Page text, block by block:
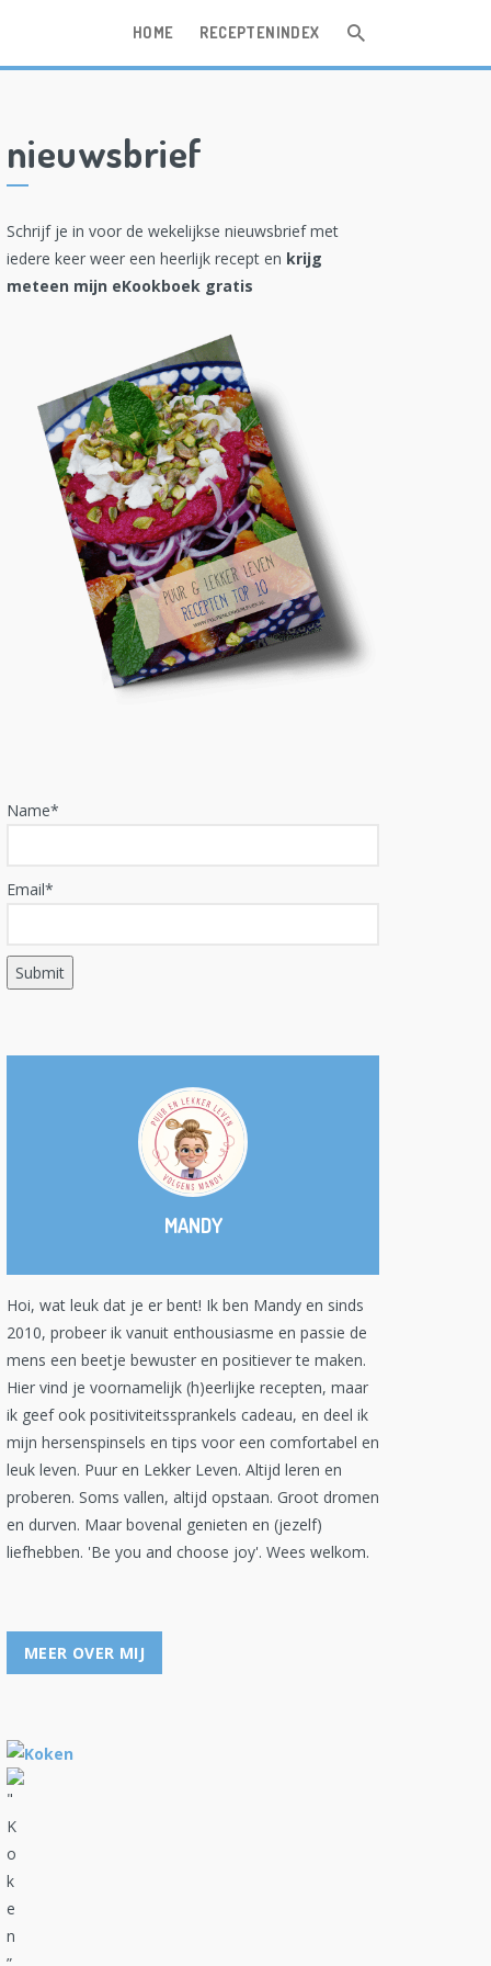
HOME RECEPTENINDEX
nieuwsbrief
Schrijf je in voor de wekelijkse nieuwsbrief met
iedere keer weer een heerlijk recept en krijg
meteen mijn eKookboek gratis
Name*
Email*
MANDY
Hoi, wat leuk dat je er bent! Ik ben Mandy en sinds
2010, probeer ik vanuit enthousiasme en passie de
mens een beetje bewuster en positiever te maken.
Hier vind je voornamelijk (h)eerlijke recepten, maar
ik geef ook positiviteitssprankels cadeau, en deel ik
mijn hersenspinsels en tips voor een comfortabel en
leuk leven. Puur en Lekker Leven. Altijd leren en
proberen. Soms vallen, altijd opstaan. Groot dromen
en durven. Maar bovenal genieten en (jezelf)
liefhebben. 'Be you and choose joy'. Wees welkom.
MEER OVER MIJ